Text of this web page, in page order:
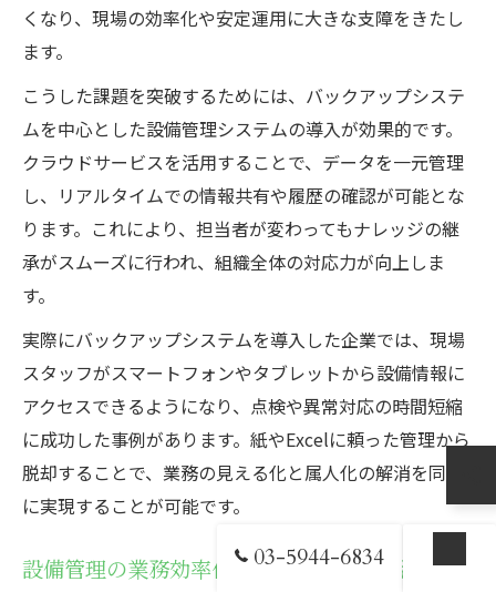
くなり、現場の効率化や安定運用に大きな支障をきたし
ます。
こうした課題を突破するためには、バックアップシステ
ムを中心とした設備管理システムの導入が効果的です。
クラウドサービスを活用することで、データを一元管理
し、リアルタイムでの情報共有や履歴の確認が可能とな
ります。これにより、担当者が変わってもナレッジの継
承がスムーズに行われ、組織全体の対応力が向上しま
す。
実際にバックアップシステムを導入した企業では、現場
スタッフがスマートフォンやタブレットから設備情報に
アクセスできるようになり、点検や異常対応の時間短縮
に成功した事例があります。紙やExcelに頼った管理から
脱却することで、業務の見える化と属人化の解消を同時
に実現することが可能です。
設備管理の業務効率化に役立つシステム活用術
03-5944-6834